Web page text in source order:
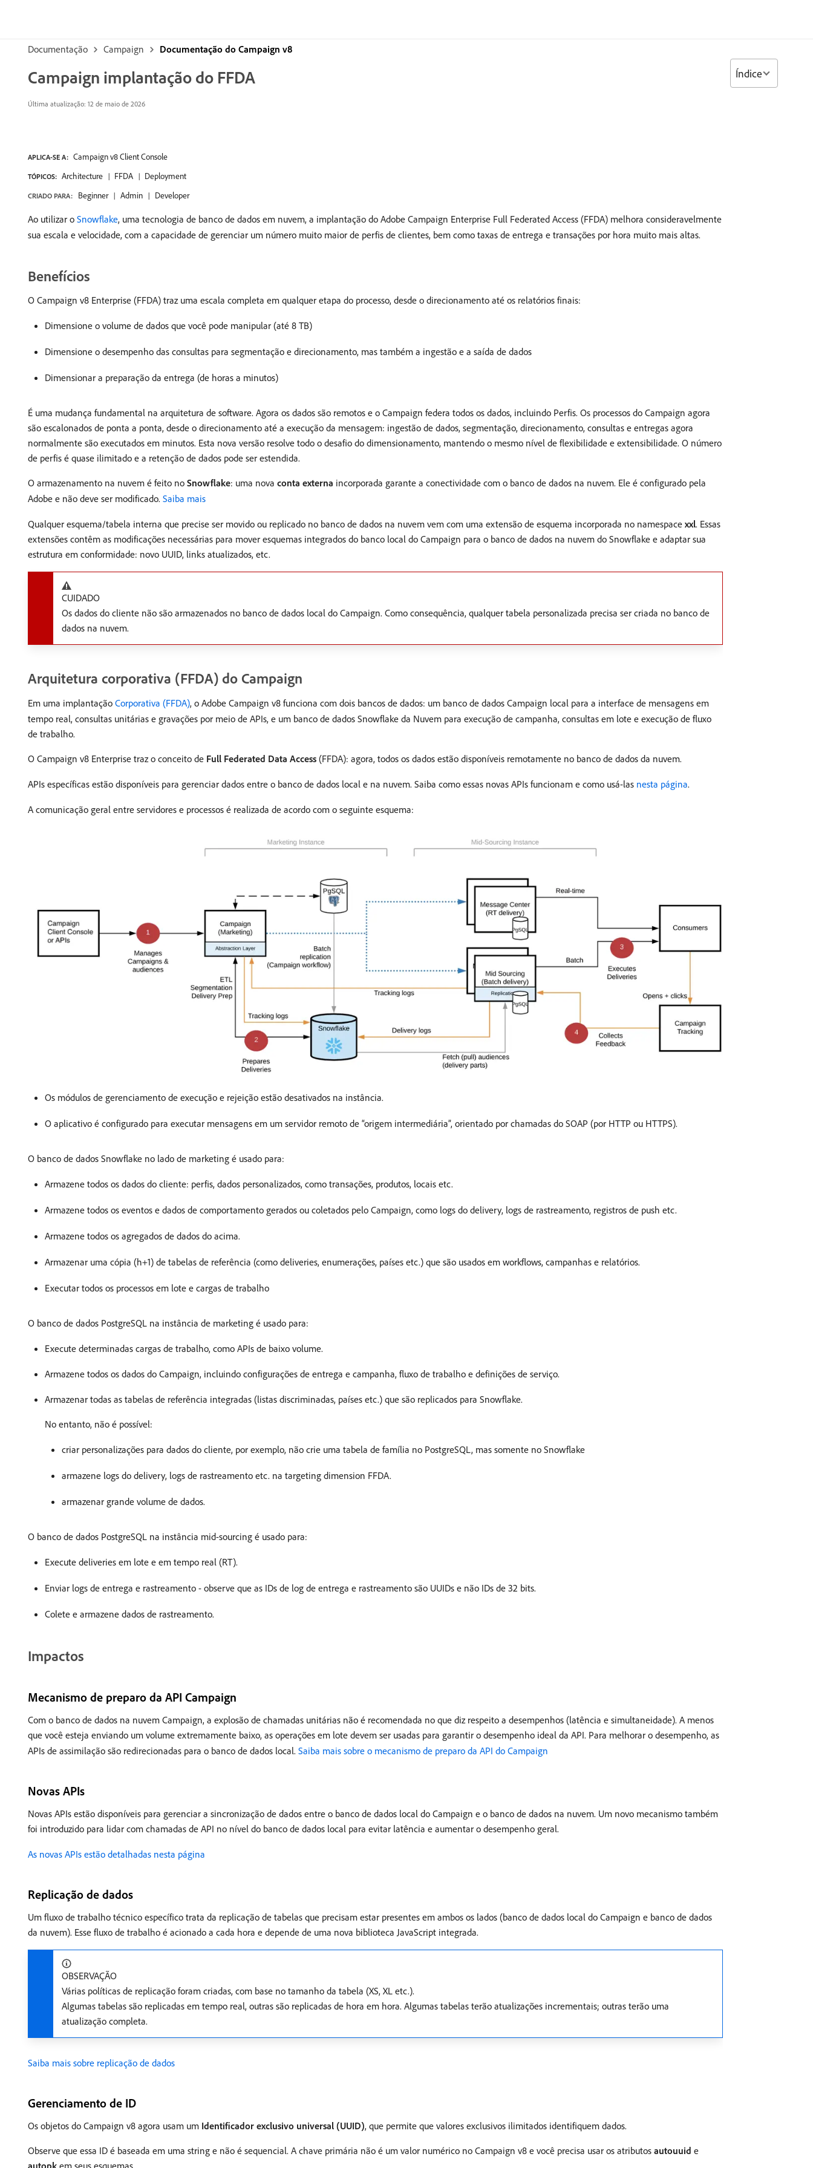
Documentação Campaign Documentação do Campaign v8
Campaign implantação do FFDA
Última atualização: 12 de maio de 2026
APLICA-SE A: Campaign v8 Client Console
TÓPICOS: Architecture FFDA Deployment
CRIADO PARA: Beginner Admin Developer
Ao utilizar o Snowflake, uma tecnologia de banco de dados em nuvem, a implantação do Adobe Campaign Enterprise Full Federated Access (FFDA) melhora consideravelmente
sua escala e velocidade, com a capacidade de gerenciar um número muito maior de perfis de clientes, bem como taxas de entrega e transações por hora muito mais altas.
Benefícios
O Campaign v8 Enterprise (FFDA) traz uma escala completa em qualquer etapa do processo, desde o direcionamento até os relatórios finais:
Dimensione o volume de dados que você pode manipular (até 8 TB)
Dimensione o desempenho das consultas para segmentação e direcionamento, mas também a ingestão e a saída de dados
Dimensionar a preparação da entrega (de horas a minutos)
É uma mudança fundamental na arquitetura de software. Agora os dados são remotos e o Campaign federa todos os dados, incluindo Perfis. Os processos do Campaign agora
são escalonados de ponta a ponta, desde o direcionamento até a execução da mensagem: ingestão de dados, segmentação, direcionamento, consultas e entregas agora
normalmente são executados em minutos. Esta nova versão resolve todo o desafio do dimensionamento, mantendo o mesmo nível de flexibilidade e extensibilidade. O número
de perfis é quase ilimitado e a retenção de dados pode ser estendida.
O armazenamento na nuvem é feito no Snowflake: uma nova conta externa incorporada garante a conectividade com o banco de dados na nuvem. Ele é configurado pela
Adobe e não deve ser modificado. Saiba mais
Qualquer esquema/tabela interna que precise ser movido ou replicado no banco de dados na nuvem vem com uma extensão de esquema incorporada no namespace xxl. Essas
extensões contêm as modificações necessárias para mover esquemas integrados do banco local do Campaign para o banco de dados na nuvem do Snowflake e adaptar sua
estrutura em conformidade: novo UUID, links atualizados, etc.
CUIDADO
Os dados do cliente não são armazenados no banco de dados local do Campaign. Como consequência, qualquer tabela personalizada precisa ser criada no banco de
dados na nuvem.
Arquitetura corporativa (FFDA) do Campaign
Em uma implantação Corporativa (FFDA), o Adobe Campaign v8 funciona com dois bancos de dados: um banco de dados Campaign local para a interface de mensagens em
tempo real, consultas unitárias e gravações por meio de APIs, e um banco de dados Snowflake da Nuvem para execução de campanha, consultas em lote e execução de fluxo
de trabalho.
O Campaign v8 Enterprise traz o conceito de Full Federated Data Access (FFDA): agora, todos os dados estão disponíveis remotamente no banco de dados da nuvem.
APIs específicas estão disponíveis para gerenciar dados entre o banco de dados local e na nuvem. Saiba como essas novas APIs funcionam e como usá-las nesta página.
A comunicação geral entre servidores e processos é realizada de acordo com o seguinte esquema:
Os módulos de gerenciamento de execução e rejeição estão desativados na instância.
O aplicativo é configurado para executar mensagens em um servidor remoto de “origem intermediária”, orientado por chamadas do SOAP (por HTTP ou HTTPS).
O banco de dados Snowflake no lado de marketing é usado para:
Armazene todos os dados do cliente: perfis, dados personalizados, como transações, produtos, locais etc.
Armazene todos os eventos e dados de comportamento gerados ou coletados pelo Campaign, como logs do delivery, logs de rastreamento, registros de push etc.
Armazene todos os agregados de dados do acima.
Armazenar uma cópia (h+1) de tabelas de referência (como deliveries, enumerações, países etc.) que são usados em workflows, campanhas e relatórios.
Executar todos os processos em lote e cargas de trabalho
O banco de dados PostgreSQL na instância de marketing é usado para:
Execute determinadas cargas de trabalho, como APIs de baixo volume.
Armazene todos os dados do Campaign, incluindo configurações de entrega e campanha, fluxo de trabalho e definições de serviço.
Armazenar todas as tabelas de referência integradas (listas discriminadas, países etc.) que são replicados para Snowflake.
No entanto, não é possível:
criar personalizações para dados do cliente, por exemplo, não crie uma tabela de família no PostgreSQL, mas somente no Snowflake
armazene logs do delivery, logs de rastreamento etc. na targeting dimension FFDA.
armazenar grande volume de dados.
O banco de dados PostgreSQL na instância mid-sourcing é usado para:
Execute deliveries em lote e em tempo real (RT).
Enviar logs de entrega e rastreamento - observe que as IDs de log de entrega e rastreamento são UUIDs e não IDs de 32 bits.
Colete e armazene dados de rastreamento.
Impactos
Mecanismo de preparo da API Campaign
Com o banco de dados na nuvem Campaign, a explosão de chamadas unitárias não é recomendada no que diz respeito a desempenhos (latência e simultaneidade). A menos
que você esteja enviando um volume extremamente baixo, as operações em lote devem ser usadas para garantir o desempenho ideal da API. Para melhorar o desempenho, as
APIs de assimilação são redirecionadas para o banco de dados local. Saiba mais sobre o mecanismo de preparo da API do Campaign
Novas APIs
Novas APIs estão disponíveis para gerenciar a sincronização de dados entre o banco de dados local do Campaign e o banco de dados na nuvem. Um novo mecanismo também
foi introduzido para lidar com chamadas de API no nível do banco de dados local para evitar latência e aumentar o desempenho geral.
As novas APIs estão detalhadas nesta página
Replicação de dados
Um fluxo de trabalho técnico específico trata da replicação de tabelas que precisam estar presentes em ambos os lados (banco de dados local do Campaign e banco de dados
da nuvem). Esse fluxo de trabalho é acionado a cada hora e depende de uma nova biblioteca JavaScript integrada.
OBSERVAÇÃO
Várias políticas de replicação foram criadas, com base no tamanho da tabela (XS, XL etc.).
Algumas tabelas são replicadas em tempo real, outras são replicadas de hora em hora. Algumas tabelas terão atualizações incrementais; outras terão uma
atualização completa.
Saiba mais sobre replicação de dados
Gerenciamento de ID
Os objetos do Campaign v8 agora usam um Identificador exclusivo universal (UUID), que permite que valores exclusivos ilimitados identifiquem dados.
Observe que essa ID é baseada em uma string e não é sequencial. A chave primária não é um valor numérico no Campaign v8 e você precisa usar os atributos autouuid e
autopk em seus esquemas.
Índice